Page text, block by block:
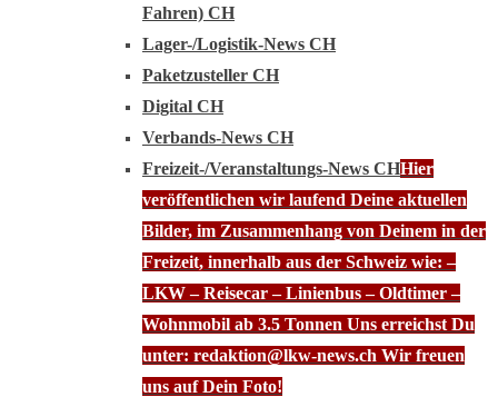
Fahren) CH
Lager-/Logistik-News CH
Paketzusteller CH
Digital CH
Verbands-News CH
Freizeit-/Veranstaltungs-News CHHier
veröffentlichen wir laufend Deine aktuellen
Bilder, im Zusammenhang von Deinem in der
Freizeit, innerhalb aus der Schweiz wie: –
LKW – Reisecar – Linienbus – Oldtimer –
Wohnmobil ab 3.5 Tonnen Uns erreichst Du
unter: redaktion@lkw-news.ch Wir freuen
uns auf Dein Foto!